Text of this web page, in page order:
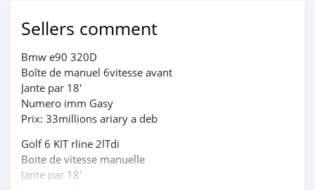
Sellers comment
Bmw e90 320D
Boîte de manuel 6vitesse avant
Jante par 18'
Numero imm Gasy
Prix: 33millions ariary a deb
Golf 6 KIT rline 2lTdi
Boite de vitesse manuelle
Jante par 18'